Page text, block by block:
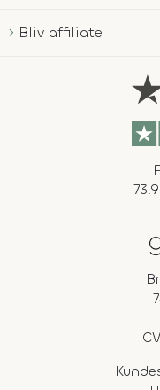
Bliv affiliate